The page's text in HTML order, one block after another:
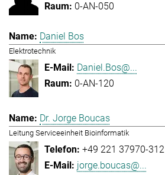
0-AN-050
Daniel Bos
Elektrotechnik
Daniel.Bos@...
0-AN-120
Dr. Jorge Boucas
Leitung Serviceeinheit Bioinformatik
+49 221 37970-312
jorge.boucas@...